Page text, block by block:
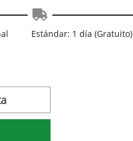
Estándar: 1 día (Gratuito)